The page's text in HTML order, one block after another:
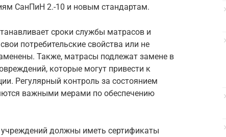
СанПиН 2.-10 и новым стандартам.
сроки службы матрасов и
потребительские свойства или не
Также, матрасы подлежат замене в
которые могут привести к
Регулярный контроль за состоянием
важными мерами по обеспечению
должны иметь сертификаты